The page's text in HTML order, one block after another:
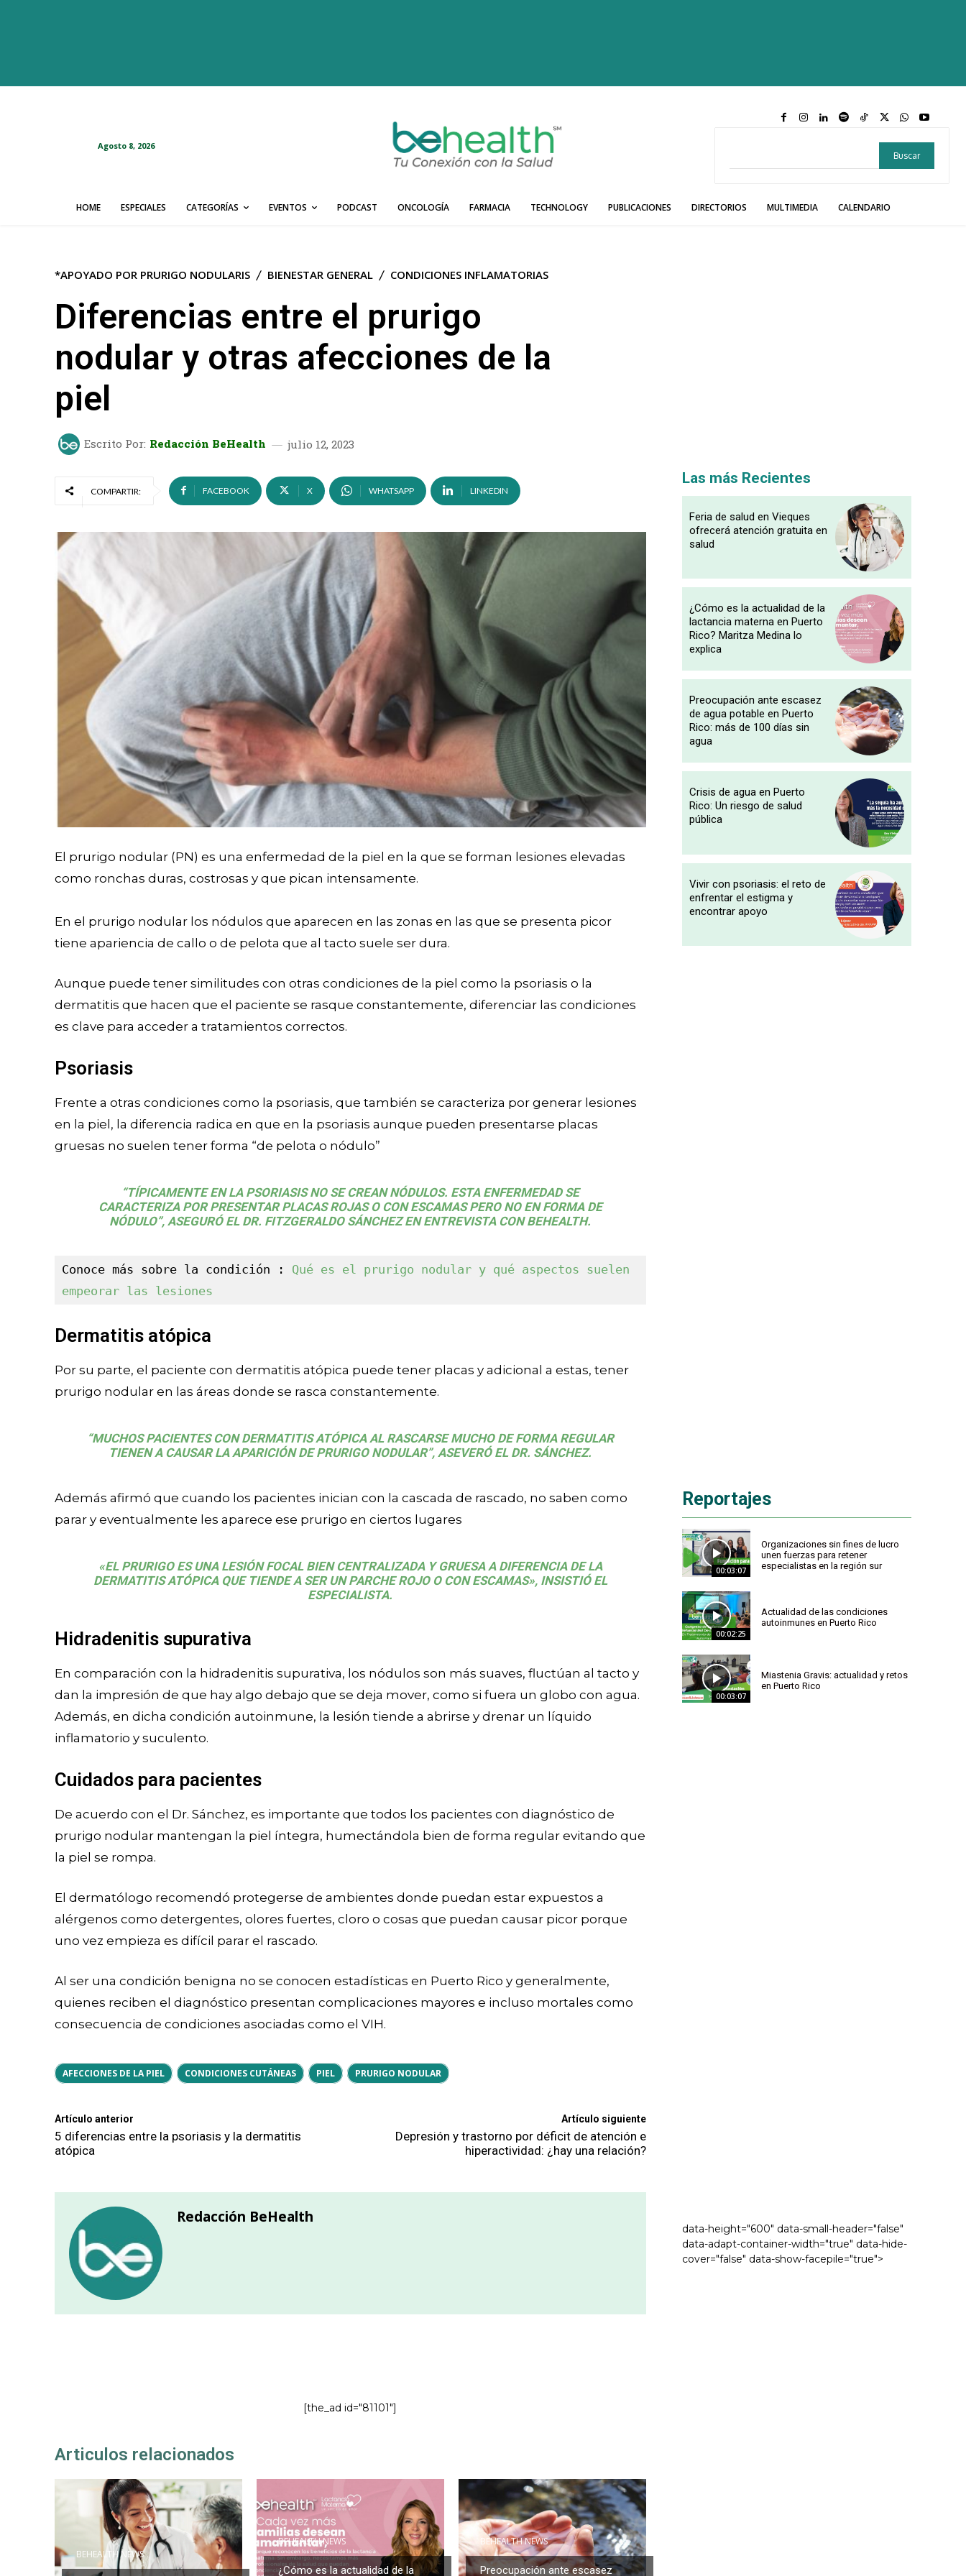
Agosto 8, 2026
Buscar
HOME ESPECIALES CATEGORÍAS EVENTOS PODCAST ONCOLOGÍA FARMACIA TECHNOLOGY PUBLICACIONES DIRECTORIOS MULTIMEDIA CALENDARIO
*APOYADO POR PRURIGO NODULARIS BIENESTAR GENERAL CONDICIONES INFLAMATORIAS
Diferencias entre el prurigo
nodular y otras afecciones de la
piel
Escrito Por: Redacción BeHealth julio 12, 2023
COMPARTIR: FACEBOOK X WHATSAPP LINKEDIN
El prurigo nodular (PN) es una enfermedad de la piel en la que se forman lesiones elevadas
como ronchas duras, costrosas y que pican intensamente.
En el prurigo nodular los nódulos que aparecen en las zonas en las que se presenta picor
tiene apariencia de callo o de pelota que al tacto suele ser dura.
Aunque puede tener similitudes con otras condiciones de la piel como la psoriasis o la
dermatitis que hacen que el paciente se rasque constantemente, diferenciar las condiciones
es clave para acceder a tratamientos correctos.
Psoriasis
Frente a otras condiciones como la psoriasis, que también se caracteriza por generar lesiones
en la piel, la diferencia radica en que en la psoriasis aunque pueden presentarse placas
gruesas no suelen tener forma “de pelota o nódulo”
“TÍPICAMENTE EN LA PSORIASIS NO SE CREAN NÓDULOS. ESTA ENFERMEDAD SE
CARACTERIZA POR PRESENTAR PLACAS ROJAS O CON ESCAMAS PERO NO EN FORMA DE
NÓDULO”, ASEGURÓ EL DR. FITZGERALDO SÁNCHEZ EN ENTREVISTA CON BEHEALTH.
Conoce más sobre la condición : Qué es el prurigo nodular y qué aspectos suelen
empeorar las lesiones
Dermatitis atópica
Por su parte, el paciente con dermatitis atópica puede tener placas y adicional a estas, tener
prurigo nodular en las áreas donde se rasca constantemente.
“MUCHOS PACIENTES CON DERMATITIS ATÓPICA AL RASCARSE MUCHO DE FORMA REGULAR
TIENEN A CAUSAR LA APARICIÓN DE PRURIGO NODULAR”, ASEVERÓ EL DR. SÁNCHEZ.
Además afirmó que cuando los pacientes inician con la cascada de rascado, no saben como
parar y eventualmente les aparece ese prurigo en ciertos lugares
«EL PRURIGO ES UNA LESIÓN FOCAL BIEN CENTRALIZADA Y GRUESA A DIFERENCIA DE LA
DERMATITIS ATÓPICA QUE TIENDE A SER UN PARCHE ROJO O CON ESCAMAS», INSISTIÓ EL
ESPECIALISTA.
Hidradenitis supurativa
En comparación con la hidradenitis supurativa, los nódulos son más suaves, fluctúan al tacto y
dan la impresión de que hay algo debajo que se deja mover, como si fuera un globo con agua.
Además, en dicha condición autoinmune, la lesión tiende a abrirse y drenar un líquido
inflamatorio y suculento.
Cuidados para pacientes
De acuerdo con el Dr. Sánchez, es importante que todos los pacientes con diagnóstico de
prurigo nodular mantengan la piel íntegra, humectándola bien de forma regular evitando que
la piel se rompa.
El dermatólogo recomendó protegerse de ambientes donde puedan estar expuestos a
alérgenos como detergentes, olores fuertes, cloro o cosas que puedan causar picor porque
uno vez empieza es difícil parar el rascado.
Al ser una condición benigna no se conocen estadísticas en Puerto Rico y generalmente,
quienes reciben el diagnóstico presentan complicaciones mayores e incluso mortales como
consecuencia de condiciones asociadas como el VIH.
AFECCIONES DE LA PIEL CONDICIONES CUTÁNEAS PIEL PRURIGO NODULAR
Artículo anterior
5 diferencias entre la psoriasis y la dermatitis
atópica
Artículo siguiente
Depresión y trastorno por déficit de atención e
hiperactividad: ¿hay una relación?
Redacción BeHealth
[the_ad id="81101"]
Articulos relacionados
BEHEALTH NEWS
BEHEALTH NEWS
¿Cómo es la actualidad de la
BEHEALTH NEWS
Preocupación ante escasez
Las más Recientes
Feria de salud en Vieques
ofrecerá atención gratuita en
salud
¿Cómo es la actualidad de la
lactancia materna en Puerto
Rico? Maritza Medina lo
explica
Preocupación ante escasez
de agua potable en Puerto
Rico: más de 100 días sin
agua
Crisis de agua en Puerto
Rico: Un riesgo de salud
pública
Vivir con psoriasis: el reto de
enfrentar el estigma y
encontrar apoyo
Reportajes
00:03:07
Organizaciones sin fines de lucro
unen fuerzas para retener
especialistas en la región sur
00:02:25
Actualidad de las condiciones
autoinmunes en Puerto Rico
00:03:07
Miastenia Gravis: actualidad y retos
en Puerto Rico
data-height="600" data-small-header="false"
data-adapt-container-width="true" data-hide-
cover="false" data-show-facepile="true">